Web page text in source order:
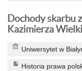
Dochody skarbu
Kazimierza
Uniwersytet w
Historia prawa